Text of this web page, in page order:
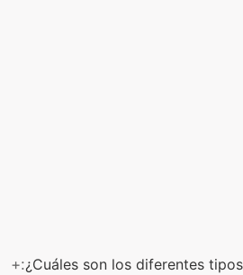
+:¿Cuáles son los diferentes